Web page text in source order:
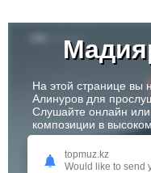
На этой странице вы
Алинуров для
Слушайте онлайн
композиции в
творчество одного
Казахстана!
topmuz.kz
Would like to send